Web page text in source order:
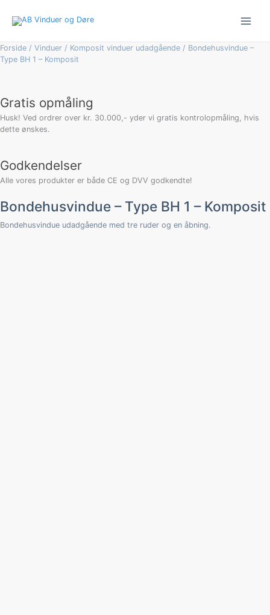
indholdet
Forside / Vinduer / Komposit vinduer udadgående / Bondehusvindue –
Type BH 1 – Komposit
Gratis opmåling
Husk! Ved ordrer over kr. 30.000,- yder vi gratis kontrolopmåling, hvis
dette ønskes.
Godkendelser
Alle vores produkter er både CE og DVV godkendte!
Bondehusvindue – Type BH 1 – Komposit
Bondehusvindue udadgående med tre ruder og en åbning.
Type
1
-